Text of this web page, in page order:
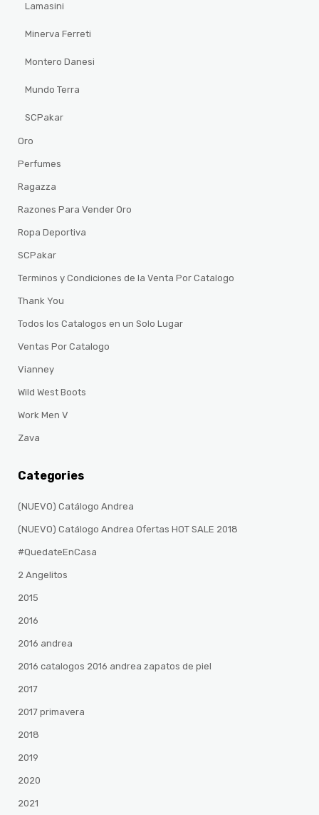
Lamasini
Minerva Ferreti
Montero Danesi
Mundo Terra
SCPakar
Oro
Perfumes
Ragazza
Razones Para Vender Oro
Ropa Deportiva
SCPakar
Terminos y Condiciones de la Venta Por Catalogo
Thank You
Todos los Catalogos en un Solo Lugar
Ventas Por Catalogo
Vianney
Wild West Boots
Work Men V
Zava
Categories
(NUEVO) Catálogo Andrea
(NUEVO) Catálogo Andrea Ofertas HOT SALE 2018
#QuedateEnCasa
2 Angelitos
2015
2016
2016 andrea
2016 catalogos 2016 andrea zapatos de piel
2017
2017 primavera
2018
2019
2020
2021